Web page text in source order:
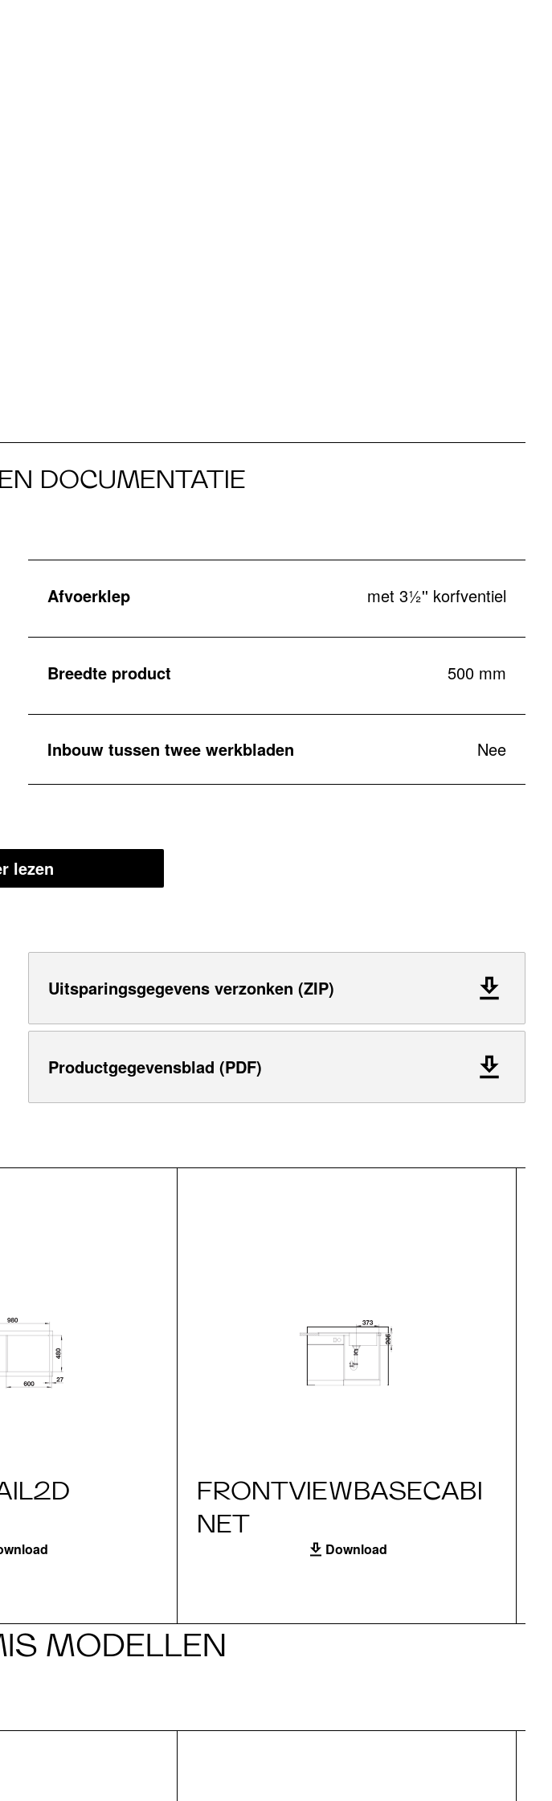
DOCUMENTATIE
Afvoerklep met 3½'' korfventiel
Breedte product 500 mm
Inbouw tussen twee werkbladen Nee
lezen
Uitsparingsgegevens verzonken (ZIP)
Productgegevensblad (PDF)
FRONTVIEWBASECABI
NET
Download
MODELLEN